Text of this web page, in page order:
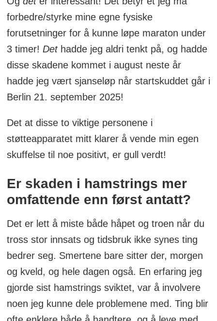
forbedre/styrke mine egne fysiske
forutsetninger for å kunne løpe maraton under
3 timer! Dethadde jeg aldri tenkt på, og hadde
disse skadene kommet i august neste år
hadde jeg vært sjanseløp når startskuddet går i
Berlin 21. september 2025!
Det at disse to viktige personene i
støtteapparatet mitt klarer å vende min egen
skuffelse til noe positivt, er gull verdt!
Er skaden i hamstrings mer
omfattende enn først antatt?
Det er lett å miste både håpet og troen når du
tross stor innsats og tidsbruk ikke synes ting
bedrer seg. Smertene bare sitter der, morgen
og kveld, og hele dagen også. En erfaring jeg
gjorde sist hamstrings sviktet, var å involvere
noen jeg kunne dele problemene med. Ting blir